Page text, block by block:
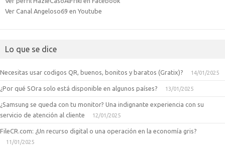
Ver Canal Angeloso69 en Youtube
Lo que se dice
Necesitas usar codigos QR, buenos, bonitos y baratos (Gratix)? 14/01/2025
¿Por qué SOra solo está disponible en algunos países? 13/01/2025
¿Samsung se queda con tu monitor? Una indignante experiencia con su
servicio de atención al cliente
12/01/2025
FileCR.com: ¿Un recurso digital o una operación en la economía gris?
11/01/2025